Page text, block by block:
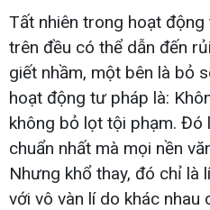
Tất nhiên trong hoạt
trên đều có thể dẫn đến
giết nhầm, một bên là bỏ
hoạt động tư pháp là:
không bỏ lọt tội phạm. Đó
chuẩn nhất mà mọi nền
Nhưng khổ thay, đó chỉ là
với vô vàn lí do khác nhau